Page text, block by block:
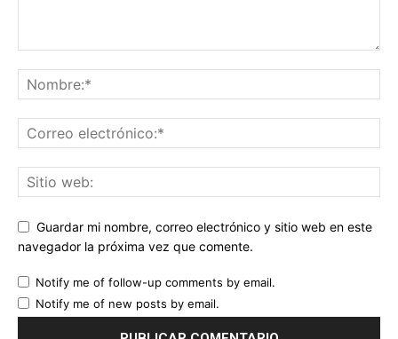
Guardar mi nombre, correo electrónico y sitio web en este
navegador la próxima vez que comente.
Notify me of follow-up comments by email.
Notify me of new posts by email.